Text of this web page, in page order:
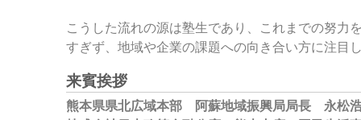
こうした流れの源は塾生であり、これまでの努力
すぎず、地域や企業の課題への向き合い方に注目
来賓挨拶
熊本県県北広域本部 阿蘇地域振興局局長 永松